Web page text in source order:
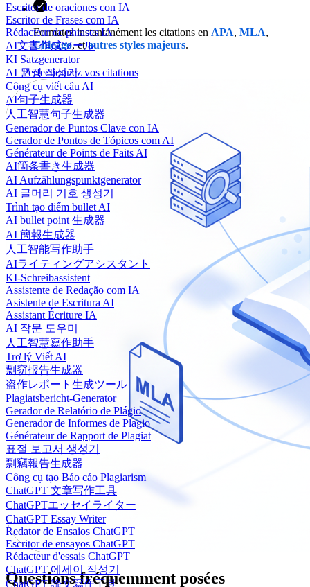
Escritor de oraciones con IA
Escritor de Frases com IA
Rédacteur de phrases IA
AI文書作成ツール
KI Satzgenerator
AI 문장 작성기
Công cụ viết câu AI
AI句子生成器
人工智慧句子生成器
Generador de Puntos Clave con IA
Gerador de Pontos de Tópicos com AI
Générateur de Points de Faits AI
AI箇条書き生成器
AI Aufzählungspunktgenerator
AI 글머리 기호 생성기
Trình tạo điểm bullet AI
AI bullet point 生成器
AI 簡報生成器
人工智能写作助手
AIライティングアシスタント
KI-Schreibassistent
Assistente de Redação com IA
Asistente de Escritura AI
Assistant Écriture IA
AI 작문 도우미
人工智慧寫作助手
Trợ lý Viết AI
剽窃报告生成器
盗作レポート生成ツール
Plagiatsbericht-Generator
Gerador de Relatório de Plágio
Generador de Informes de Plagio
Générateur de Rapport de Plagiat
표절 보고서 생성기
剽竊報告生成器
Công cụ tạo Báo cáo Plagiarism
ChatGPT 文章写作工具
ChatGPTエッセイライター
ChatGPT Essay Writer
Redator de Ensaios ChatGPT
Escritor de ensayos ChatGPT
Rédacteur d'essais ChatGPT
ChatGPT 에세이 작성기
ChatGPT 論文寫作工具
Formatez instantanément les citations en APA, MLA,
Chicago, etautres styles majeurs.
Perfectionnez vos citations
Questions fréquemment posées